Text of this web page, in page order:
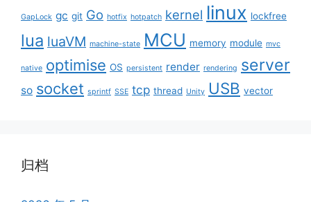
GapLock gc git Go hotfix hotpatch kernel linux lockfree
lua luaVM machine-state MCU memory module mvc
native optimise OS persistent render rendering server
so socket sprintf SSE tcp thread Unity USB vector
归档